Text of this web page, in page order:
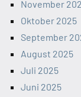
November
Oktober 2025
September
August 2025
Juli 2025
Juni 2025